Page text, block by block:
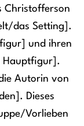
Christofferson
das Setting].
und ihren
Hauptfigur].
Autorin von
Dieses
Vorlieben